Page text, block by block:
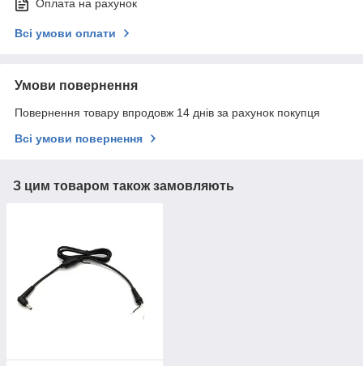
Оплата на рахунок
Всі умови оплати
Умови повернення
Повернення товару впродовж 14 днів за рахунок покупця
Всі умови повернення
З цим товаром також замовляють